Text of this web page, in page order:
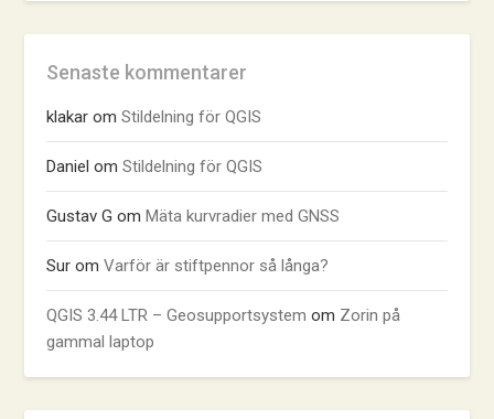
Senaste kommentarer
klakar omStildelning för QGIS
Daniel omStildelning för QGIS
Gustav G om Mäta kurvradier med GNSS
Sur omVarför är stiftpennor så långa?
QGIS 3.44 LTR – Geosupportsystem om Zorin på
gammal laptop